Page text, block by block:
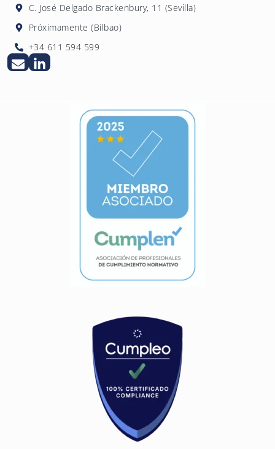
C. José Delgado Brackenbury, 11 (Sevilla)
Próximamente (Bilbao)
+34 611 594 599